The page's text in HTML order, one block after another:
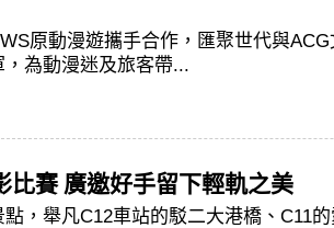
原動漫遊攜手合作，匯聚世代與
為動漫迷及旅客帶...
比賽 廣邀好手留下輕軌之美
，舉凡C12車站的駁二大港橋、C11